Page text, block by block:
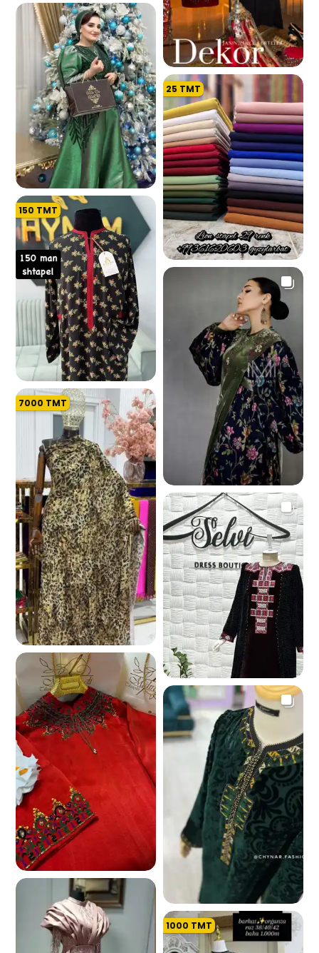
4.1 K
4.9 K
947
25 TMT
5.1 K
150 TMT
4.4 K
4.8 K
7000 TMT
6.7 K
851
6.3 K
1000 TMT